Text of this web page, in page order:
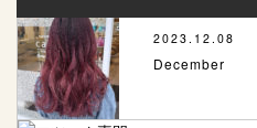
2023.12.08
December